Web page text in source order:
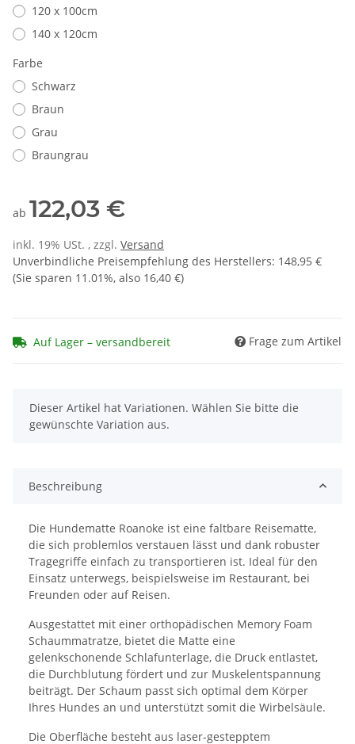
120 x 100cm
140 x 120cm
Farbe
Schwarz
Braun
Grau
Braungrau
ab 122,03 €
inkl. 19% USt. , zzgl. Versand
Unverbindliche Preisempfehlung des Herstellers: 148,95 €
(Sie sparen 11.01%, also 16,40 €)
Auf Lager – versandbereit Frage zum Artikel
x
Dieser Artikel hat Variationen. Wählen Sie bitte die
gewünschte Variation aus.
Beschreibung
Die Hundematte Roanoke ist eine faltbare Reisematte,
die sich problemlos verstauen lässt und dank robuster
Tragegriffe einfach zu transportieren ist. Ideal für den
Einsatz unterwegs, beispielsweise im Restaurant, bei
Freunden oder auf Reisen.
Ausgestattet mit einer orthopädischen Memory Foam
Schaummatratze, bietet die Matte eine
gelenkschonende Schlafunterlage, die Druck entlastet,
die Durchblutung fördert und zur Muskelentspannung
beiträgt. Der Schaum passt sich optimal dem Körper
Ihres Hundes an und unterstützt somit die Wirbelsäule.
Die Oberfläche besteht aus laser-gestepptem